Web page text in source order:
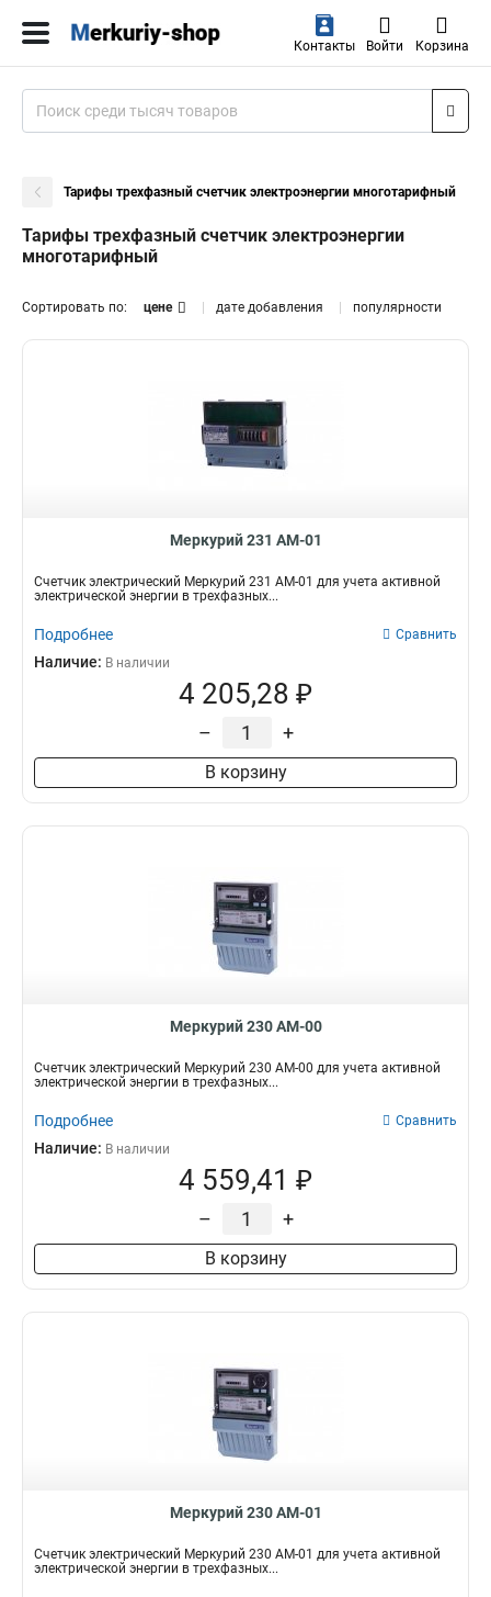
Контакты Войти Корзина
Тарифы трехфазный счетчик электроэнергии многотарифный
Тарифы трехфазный счетчик электроэнергии
многотарифный
Сортировать по: цене дате добавления популярности
Меркурий 231 АМ-01
Счетчик электрический Меркурий 231 АМ-01 для учета активной
электрической энергии в трехфазных...
Подробнее Сравнить
Наличие: В наличии
4 205,28 ₽
– +
В корзину
Меркурий 230 АМ-00
Счетчик электрический Меркурий 230 АМ-00 для учета активной
электрической энергии в трехфазных...
Подробнее Сравнить
Наличие: В наличии
4 559,41 ₽
– +
В корзину
Меркурий 230 АМ-01
Счетчик электрический Меркурий 230 АМ-01 для учета активной
электрической энергии в трехфазных...